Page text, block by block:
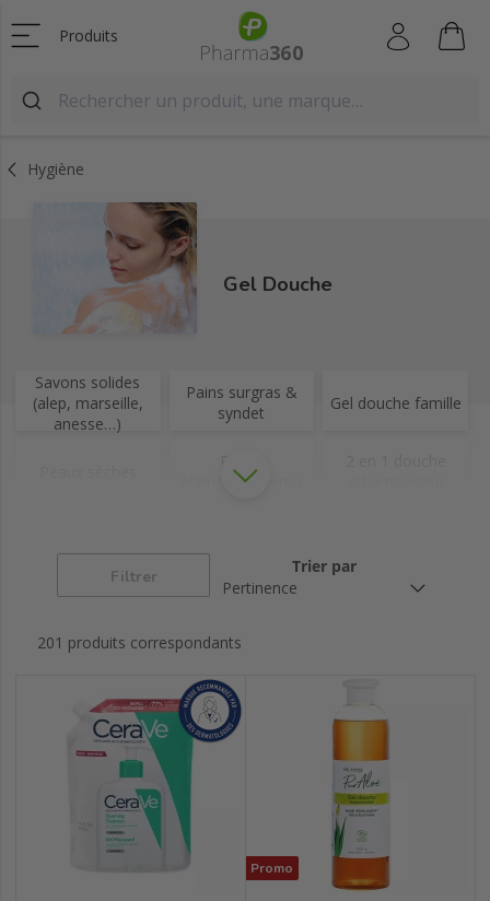
Produits
Hygiène
Gel Douche
Savons solides
(alep, marseille,
anesse…)
Pains surgras &
syndet
Gel douche famille
abimées/eczema
douche
marseille liquide
Filtrer
Trier par
201 produits correspondants
Promo